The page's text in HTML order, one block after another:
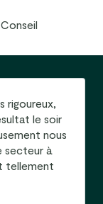
rigoureux,
le soir
nous
secteur à
tellement